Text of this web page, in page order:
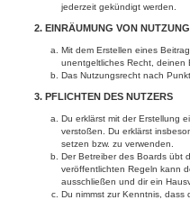
jederzeit gekündigt werden.
2. EINRÄUMUNG VON
Mit dem Erstellen eines
unentgeltliches Recht, deinen
Das Nutzungsrecht nach
3. PFLICHTEN DES NUTZERS
Du erklärst mit der Erstellung
verstoßen. Du erklärst
setzen bzw. zu verwenden.
Der Betreiber des Boards übt
veröffentlichten Regeln kann
ausschließen und dir ein
Du nimmst zur Kenntnis, dass